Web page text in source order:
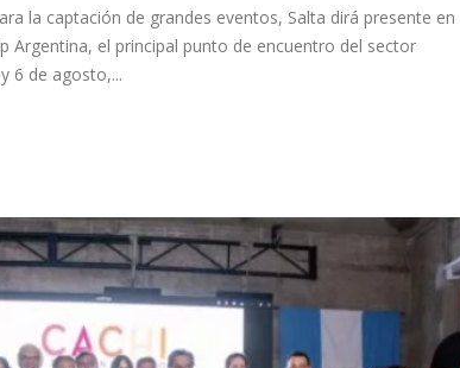
la captación de grandes eventos, Salta dirá presente en
Argentina, el principal punto de encuentro del sector
6 de agosto,...